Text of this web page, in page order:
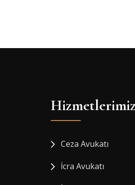
Hizmetlerimiz
Ceza Avukatı
İcra Avukatı